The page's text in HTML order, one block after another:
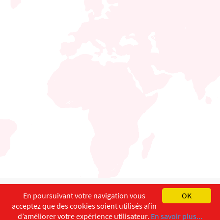
English Français
Copyright ©ISEC-AdW Impressum
OK
En poursuivant votre navigation vous
acceptez que des cookies soient utilisés afin
d’améliorer votre expérience utilisateur. En savoir plus...